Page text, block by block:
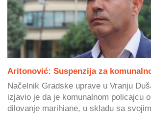
Aritonović: Suspenzija za
Načelnik Gradske uprave u Vranju
izjavio je da je komunalnom policajcu
dilovanje marihiane, u skladu sa